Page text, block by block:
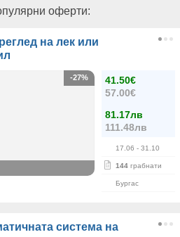
оферти:
на лек или
41.50€
57.00€
81.17лв
111.48лв
17.06 - 31.10
144 грабнати
Бургас
-27%
система на